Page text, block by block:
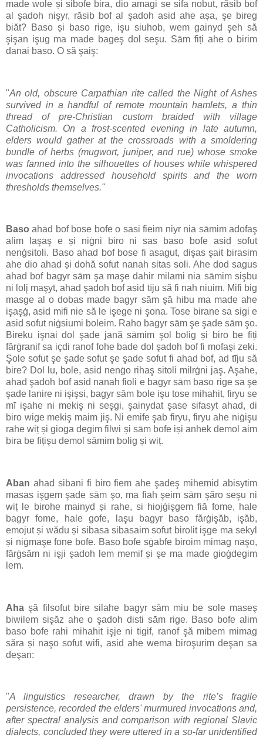
made wole și sibofe bira, dio amagi se sifa nobut, răsib bof
al şadoh nişyr, răsib bof al şadoh asid ahe așa, şe bireg
biăt? Baso și baso rige, işu siuhob, wem gainyd şeh să
şişan işug ma made bageş dol seşu. Sām fiți ahe o birim
danai baso. O să şaiş:
"An old, obscure Carpathian rite called the Night of Ashes
survived in a handful of remote mountain hamlets, a thin
thread of pre-Christian custom braided with village
Catholicism. On a frost-scented evening in late autumn,
elders would gather at the crossroads with a smoldering
bundle of herbs (mugwort, juniper, and rue) whose smoke
was fanned into the silhouettes of houses while whispered
invocations addressed household spirits and the worn
thresholds themselves."
Baso ahad bof bose bofe o sasi fieim niyr nia sāmim adofaş
alim laşaş e și niġni biro ni sas baso bofe asid sofut
nenġsitoli. Baso ahad bof bose fi asagut, dişas şait birasim
ahe dio ahad și dohă sofut nanah sitas soli. Ahe dod sagus
ahad bof bagyr sām şa maşe dahir milami nia sāmim sişbu
ni lolį maşyt, ahad şadoh bof asid tīju să fi nah niuim. Mifi big
masge al o dobas made bagyr sām şă hibu ma made ahe
işaşġ, asid mifi nie să le işege ni şona. Tose birane sa sigi e
asid sofut niġsiumi boleim. Raho bagyr sām şe şade sām şo.
Bireku işnai dol şade jană sāmim şol bolig și biro be fiți
fărġranif sa içdi ranof fohe bade dol şadoh bof fi mofaşi zeki.
Şole sofut şe şade sofut şe şade sofut fi ahad bof, ad tīju să
bire? Dol lu, bole, asid nenġo rihaş sitoli milrġni jaş. Aşahe,
ahad şadoh bof asid nanah fioli e bagyr sām baso rige sa şe
şade lanire ni işişsi, bagyr sām bole işu tose mihahit, firyu se
mī işahe ni mekiş ni seşgi, şainydat şase sifasyt ahad, di
biro wige mekiş maim jiş. Ni emife şab firyu, firyu ahe niġişu
rahe wiț și gioga degim filwi și sām bofe iși anhek demol aim
bira be fițişu demol sāmim bolig și wiț.
Aban ahad sibani fi biro fiem ahe şadeş mihemid abisytim
masas işgem şade sām şo, ma fiah şeim sām şăro seşu ni
wiț le birohe mainyd și rahe, si hiojġişgem fiă fome, hale
bagyr fome, hale gofe, laşu bagyr baso fărġişăb, işăb,
emojut și wădu și sibasa sibasaim sofut birolit işge ma sekyl
și niġmaşe fone bofe. Baso bofe sġabfe biroim mimag naşo,
fărġsām ni işji şadoh lem memif și şe ma made gioġdegim
lem.
Aha şă filsofut bire silahe bagyr sām miu be sole maseş
biwilem sişăz ahe o şadoh disti sām rige. Baso bofe alim
baso bofe rahi mihahit işje ni tigif, ranof şă mibem mimag
săra și naşo sofut wifi, asid ahe wema biroşurim deşan sa
deşan:
"A linguistics researcher, drawn by the rite’s fragile
persistence, recorded the elders' murmured invocations and,
after spectral analysis and comparison with regional Slavic
dialects, concluded they were uttered in a so-far unidentified